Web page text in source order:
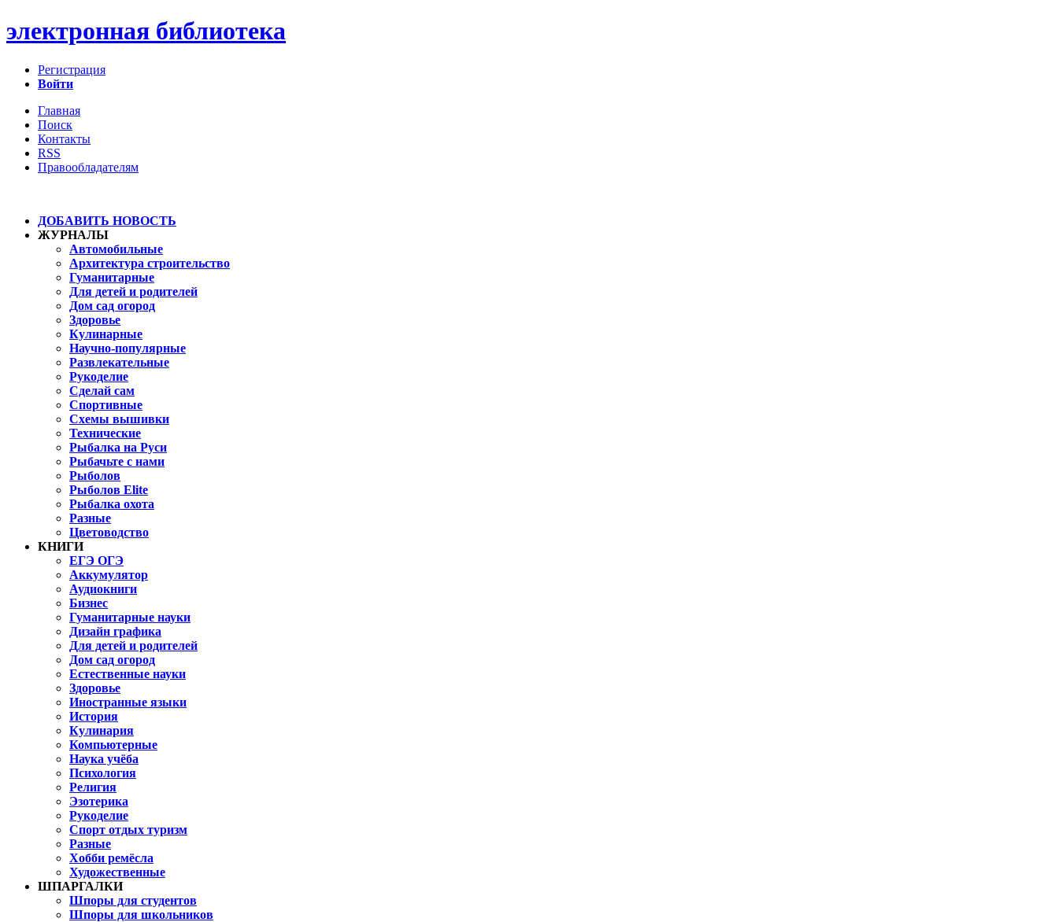
электронная библиотека
Регистрация
Войти
Главная
Поиск
Контакты
RSS
Правообладателям
ДОБАВИТЬ НОВОСТЬ
ЖУРНАЛЫ
Автомобильные
Архитектура строительство
Гуманитарные
Для детей и родителей
Дом сад огород
Здоровье
Кулинарные
Научно-популярные
Развлекательные
Рукоделие
Сделай сам
Спортивные
Схемы вышивки
Технические
Рыбалка на Руси
Рыбачьте с нами
Рыболов
Рыболов Elite
Рыбалка охота
Разные
Цветоводство
КНИГИ
ЕГЭ ОГЭ
Аккумулятор
Аудиокниги
Бизнес
Гуманитарные науки
Дизайн графика
Для детей и родителей
Дом сад огород
Естественные науки
Здоровье
Иностранные языки
История
Кулинария
Компьютерные
Наука учёба
Психология
Религия
Эзотерика
Рукоделие
Спорт отдых туризм
Разные
Хобби ремёсла
Художественные
ШПАРГАЛКИ
Шпоры для студентов
Шпоры для школьников